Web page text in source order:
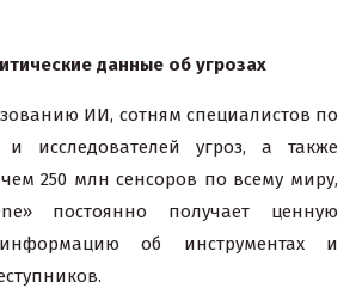
данные об угрозах
ИИ, сотням специалистов по
исследователей угроз, а также
250 млн сенсоров по всему миру,
постоянно получает ценную
об инструментах и